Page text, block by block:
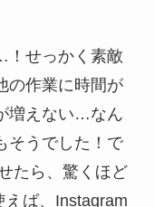
！せっかく素敵
の作業に時間が
増えない…なん
そうでした！で
たら、驚くほど
ば、Instagram